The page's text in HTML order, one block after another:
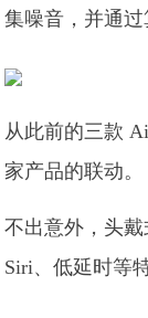
集噪音，并通过
从此前的三款
家产品的联动。
不出意外，头
Siri、低延时等